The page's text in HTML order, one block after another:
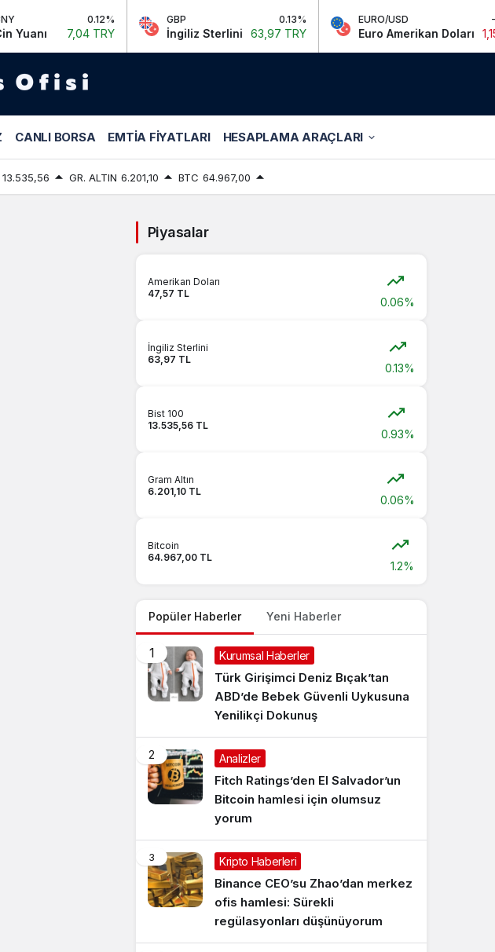
0.12%
7,04 TRY
GBP 0.13%
İngiliz Sterlini 63,97 TRY
EURO/USD -
Euro Amerikan Doları 1,15
CANLI BORSA EMTIA FIYATLARI HESAPLAMA ARAÇLARI
13.535,56 GR. ALTIN 6.201,10 BTC 64.967,00
Piyasalar
Amerikan Doları
47,57 TL
0.06%
İngiliz Sterlini
63,97 TL
0.13%
Bist 100
13.535,56 TL
0.93%
Gram Altın
6.201,10 TL
0.06%
Bitcoin
64.967,00 TL
1.2%
Popüler Haberler Yeni Haberler
1 Kurumsal Haberler
Türk Girişimci Deniz Bıçak’tan
ABD’de Bebek Güvenli Uykusuna
Yenilikçi Dokunuş
2 Analizler
Fitch Ratings’den El Salvador’un
Bitcoin hamlesi için olumsuz
yorum
3 Kripto Haberleri
Binance CEO’su Zhao’dan merkez
ofis hamlesi: Sürekli
regülasyonları düşünüyorum